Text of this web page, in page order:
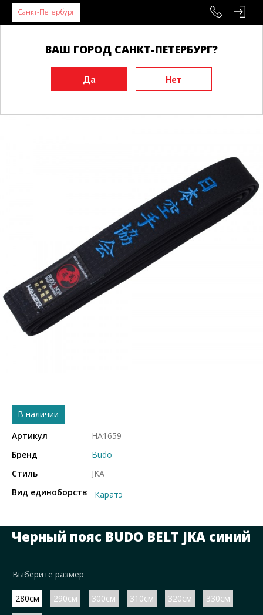
Санкт-Петербург
ВАШ ГОРОД САНКТ-ПЕТЕРБУРГ?
Экипировка
Пояса
Черный пояс BUDO BELT JKA синий
В наличии
Артикул
HA1659
Бренд
Budo
Стиль
JKA
Вид единоборств
Каратэ
Черный пояс BUDO BELT JKA синий
Выберите размер
280см 290см 300см 310см 320см 330см